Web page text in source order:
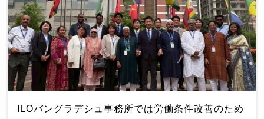
ILOバングラデシュ事務所では労働条件改善のため